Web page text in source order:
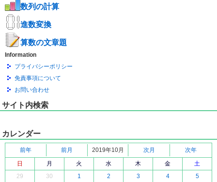
数列の計算
進数変換
算数の文章題
Information
プライバシーポリシー
免責事項について
お問い合わせ
サイト内検索
カレンダー
前年 前月 2019年10月 次月
次年
日
月 火 水 木 金
土
29
30 1 2 3 4 5